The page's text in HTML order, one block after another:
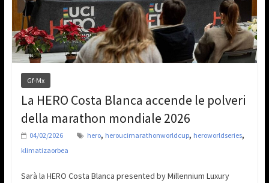
Gf-Mx
La HERO Costa Blanca accende le polveri
della marathon mondiale 2026
04/02/2026 hero, heroucimarathonworldcup, heroworldseries,
klimatizaorbea
Sarà la HERO Costa Blanca presented by Millennium Luxury